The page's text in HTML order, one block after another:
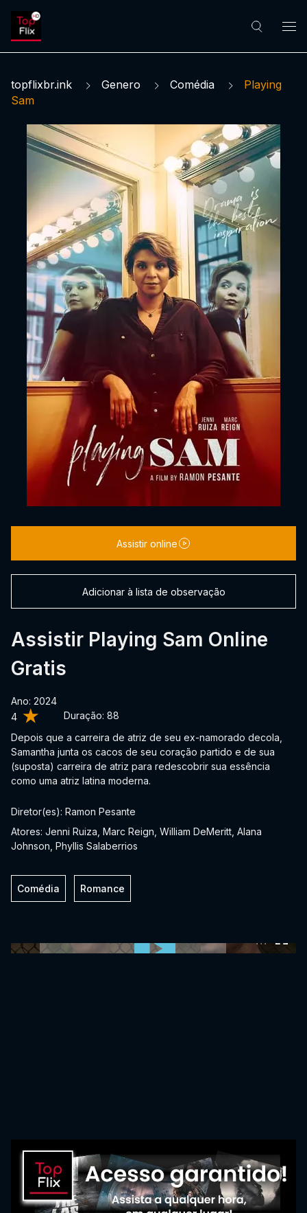
topflixbr.ink Genero Comédia
Playing
Sam
4 Duração: 88
Assistir Playing Sam Online
Gratis
Ano: 2024
Depois que a carreira de atriz de seu ex-namorado decola,
Samantha junta os cacos de seu coração partido e de sua
(suposta) carreira de atriz para redescobrir sua essência
como uma atriz latina moderna.
Assistir online
Adicionar à lista de observação
Diretor(es): Ramon Pesante
Atores: Jenni Ruiza, Marc Reign, William DeMeritt, Alana
Johnson, Phyllis Salaberrios
Comédia Romance